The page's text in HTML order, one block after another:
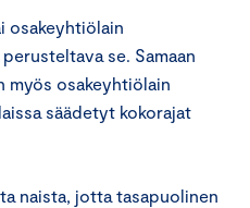
osakeyhtiölain
se. Samaan
myös osakeyhtiölain
säädetyt kokorajat
naista, jotta tasapuolinen